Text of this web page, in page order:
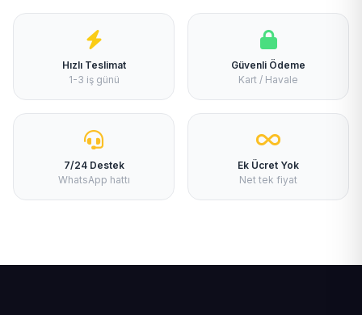
Hızlı Teslimat
1-3 iş günü
Güvenli Ödeme
Kart / Havale
7/24 Destek
WhatsApp hattı
Ek Ücret Yok
Net tek fiyat